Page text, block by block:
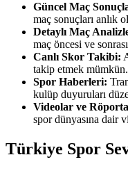
Güncel Maç
maç sonuçları anlık
Detaylı Maç
maç öncesi ve
Canlı Skor Takibi:
takip etmek mümkün.
Spor Haberleri:
kulüp duyuruları
Videolar ve
spor dünyasına dair
Türkiye Spor